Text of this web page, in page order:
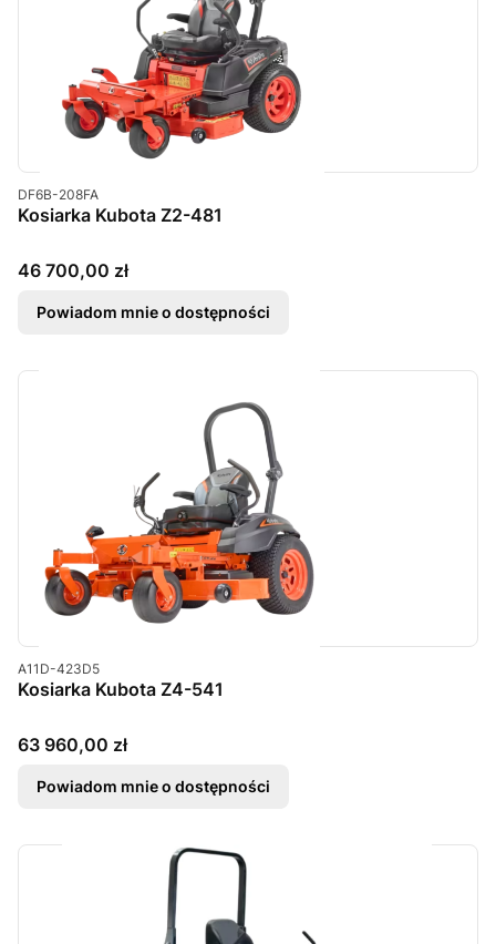
Kod produktu
DF6B-208FA
Kosiarka Kubota Z2-481
Cena
46 700,00 zł
Powiadom mnie o dostępności
Kod produktu
A11D-423D5
Kosiarka Kubota Z4-541
Cena
63 960,00 zł
Powiadom mnie o dostępności